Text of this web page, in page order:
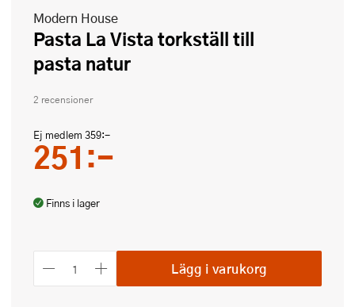
Modern House
Pasta La Vista torkställ till
pasta natur
2 recensioner
Ej medlem 359:-
251:-
Finns i lager
Lägg i varukorg